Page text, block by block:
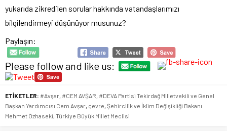
yukarıda zikredilen sorular hakkında vatandaşlarımızı
bilgilendirmeyi düşünüyor musunuz?
Paylaşın:
Please follow and like us:
ETİKETLER: #Avşar, #CEM AVŞAR, #DEVA Partisi Tekirdağ Milletvekili ve Genel
Başkan Yardımcısı Cem Avşar, çevre, Şehircilik ve İklim Değişikliği Bakanı
Mehmet Özhaseki, Türkiye Büyük Millet Meclisi